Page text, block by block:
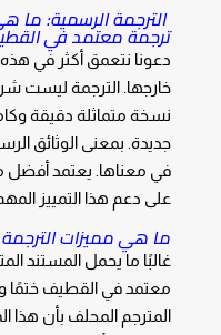
الترجمة الرسمية:
ترجمة معتمد في
دعونا نتعمق أكثر في هذه
خارجها. الترجمة ليست
نسخة متماثلة دقيقة
جديدة. بمعنى الوثائق
في معناها. يعتمد
على دعم هذا التمييز
ما هي مميزات الترجمة
غالبًا ما يحمل المستند
معتمد في القطيف ختمًا
المترجم المحلف بأن هذا